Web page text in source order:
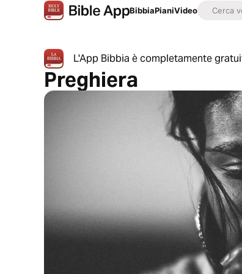
BibbiaPianiVideo
L'App Bibbia è completamente
Preghiera